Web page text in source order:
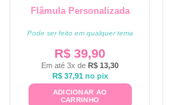
Flâmula Personalizada
Pode ser feito em qualquer tema
R$ 39,90
Em até 3x de R$ 13,30
R$37,91 no pix
ADICIONAR AO
CARRINHO